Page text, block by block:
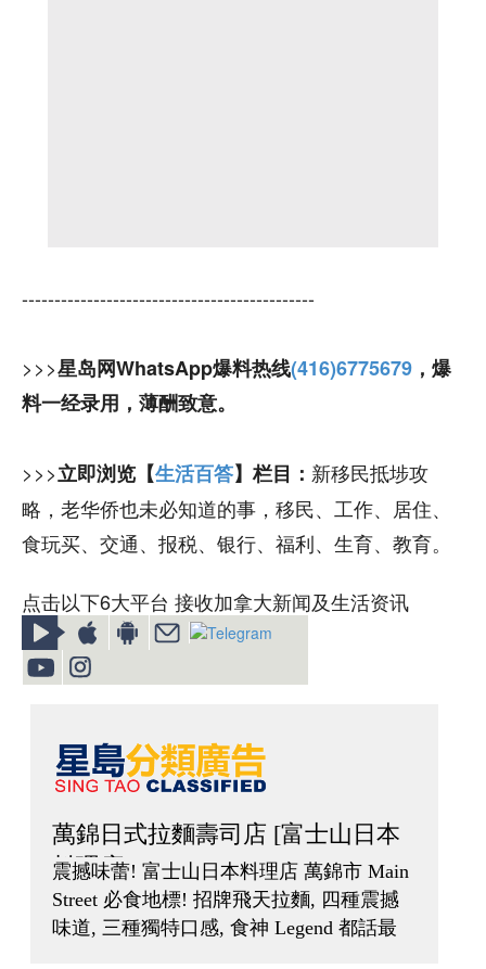
---------------------------------------------
>>>星岛网WhatsApp爆料热线(416)6775679 ，爆
料一经录用，薄酬致意。
>>>立即浏览【生活百答】栏目： 新移民抵埗攻
略，老华侨也未必知道的事，移民、工作、居住、
食玩买、交通、报税、银行、福利、生育、教育。
点击以下6大平台 接收加拿大新闻及生活资讯